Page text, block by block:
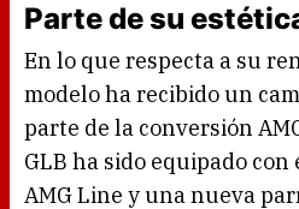
Parte de su
En lo que respecta a su
modelo ha recibido un
parte de la conversión
GLB ha sido equipado
AMG Line y una nueva